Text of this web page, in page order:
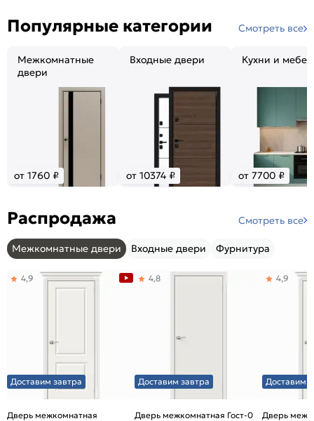
Популярные категории Смотреть все
Межкомнатные
двери
от 1760 ₽
Входные двери
от 10374 ₽
Кухни и
от 7700 ₽
Распродажа Смотреть все
Межкомнатные двери Входные двери Фурнитура
Доставим завтра
Дверь межкомнатная
4,9
Доставим завтра
Дверь межкомнатная Гост-0
4,8
Доставим
Дверь
4,9